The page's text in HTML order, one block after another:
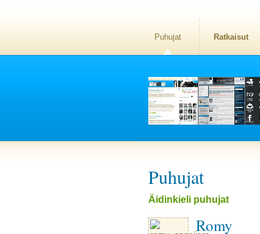
Puhujat Ratkaisut
Puhujat
Äidinkieli puhujat
Romy